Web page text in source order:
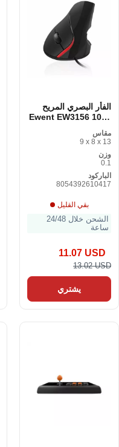
الفأر البصري المريح
Ewent EW3156 1000
Red/Black
مقاس
9 x 8 x 13
وزن
0.1
الباركود
8054392610417
بقي القليل
الشحن خلال 24/48
ساعة
11.07 USD
13.02 USD
يشتري